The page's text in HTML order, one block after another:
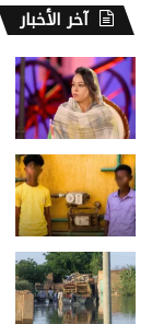
آخر الأخبار